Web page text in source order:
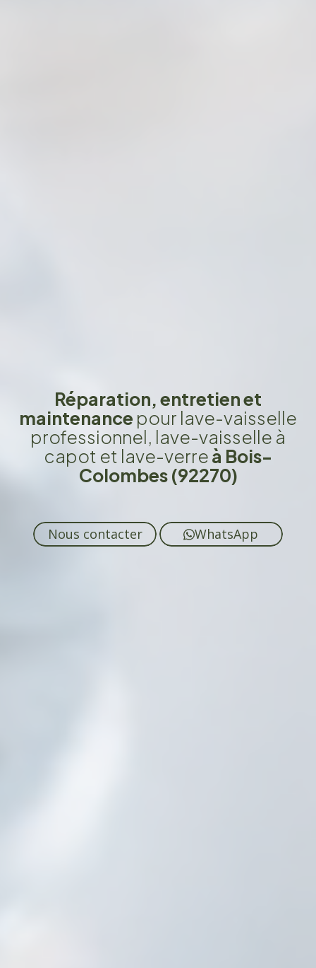
Réparation, entretien et
maintenance pour lave-vaisselle
professionnel, lave-vaisselle à
capot et lave-verreà Bois-
Colombes (92270)
Nous contacter WhatsApp